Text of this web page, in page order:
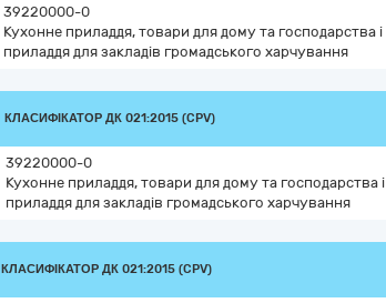
39220000-0
Кухонне приладдя, товари для дому та господарства і
приладдя для закладів громадського харчування
КЛАСИФІКАТОР ДК 021:2015 (CPV)
39220000-0
Кухонне приладдя, товари для дому та господарства і
приладдя для закладів громадського харчування
КЛАСИФІКАТОР ДК 021:2015 (CPV)